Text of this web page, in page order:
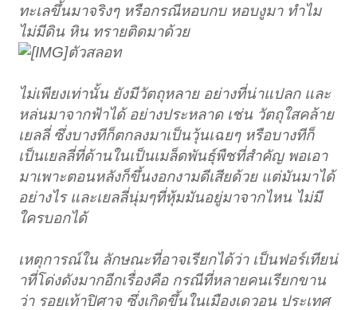
ทะเลขึ้นมาจริงๆ หรือกรณีหอบกบ หอบงูมา ทำไม
ไม่มีดิน หิน ทรายติดมาด้วย
ตัวสลอท
ไม่เพียงเท่านั้น ยังมีวัตถุหลาย อย่างที่น่าแปลก และ
หล่นมาจากฟ้าได้ อย่างประหลาด เช่น วัตถุใสคล้าย
เยลลี่ ซึ่งบางทีก็ตกลงมาเป็นวุ้นเฉยๆ หรือบางทีก็
เป็นเยลลี่ที่ด้านในเป็นเมล็ดพันธุ์พืชที่สำคัญ พอเอา
มาเพาะตอนหลังก็ขึ้นงอกงามดีเสียด้วย แต่มันมาได้
อย่างไร และเยลลี่นุ่มๆที่หุ้มมันอยู่มาจากไหน ไม่มี
ใครบอกได้
เหตุการณ์ใน ลักษณะที่อาจเรียกได้ว่า เป็นฟอร์เทียน่
าที่โด่งดังมากอีกเรื่องคือ กรณีที่หลายคนเรียกขาน
ว่า รอยเท้าปิศาจ ซึ่งเกิดขึ้นในเมืองเดวอน ประเทศ